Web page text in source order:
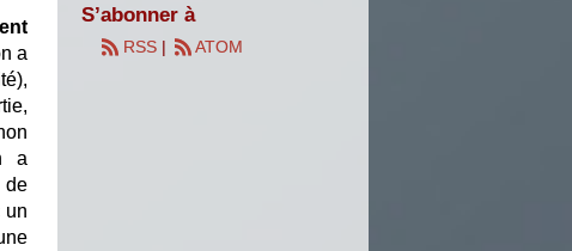
a
a
de
un
S’abonner à
RSS| ATOM